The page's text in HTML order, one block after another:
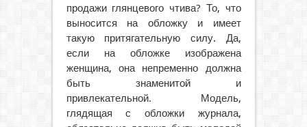
продажи глянцевого чтива? То, что
выносится на обложку и имеет
такую притягательную силу. Да,
если на обложке изображена
женщина, она непременно должна
быть знаменитой и
привлекательной. Модель,
глядящая с обложки журнала,